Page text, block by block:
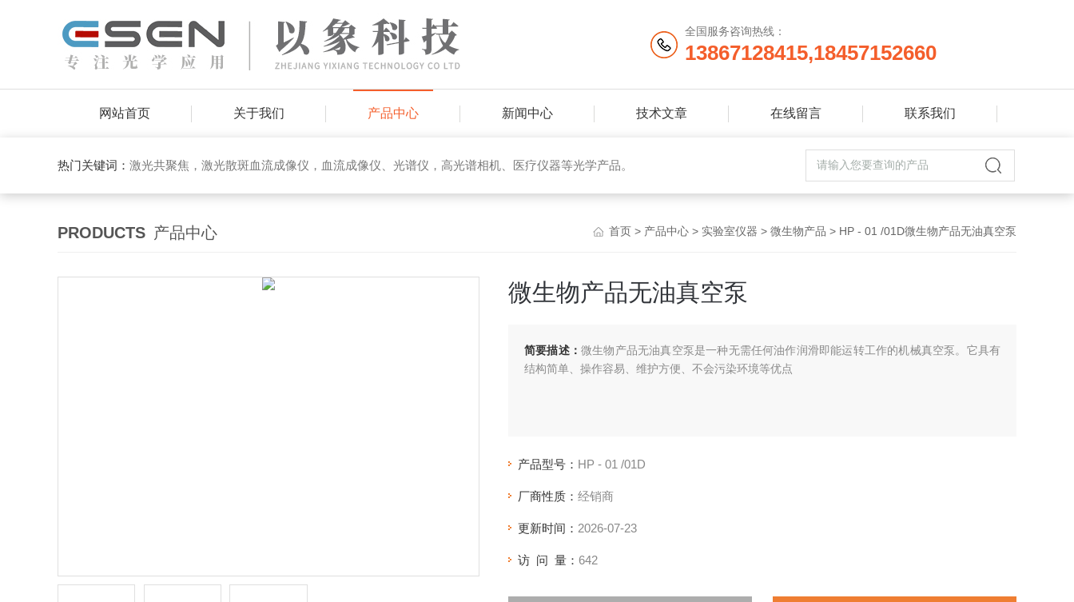
全国服务咨询热线：
13867128415,18457152660
网站首页 关于我们 产品中心 新闻中心 技术文章 在线留言 联系我们
热门关键词： 激光共聚焦，激光散斑血流成像仪，血流成像仪、光谱仪，高光谱相机、医疗仪器等光学产品。
PRODUCTS 产品中心 首页 > 产品中心 > 实验室仪器 > 微生物产品 > HP - 01 /01D微生物产品无油真空泵
微生物产品无油真空泵
简要描述： 微生物产品无油真空泵是一种无需任何油作润滑即能运转工作的机械真空泵。它具有
结构简单、操作容易、维护方便、不会污染环境等优点
产品型号： HP - 01 /01D
厂商性质： 经销商
更新时间： 2026-07-23
访 问 量： 642